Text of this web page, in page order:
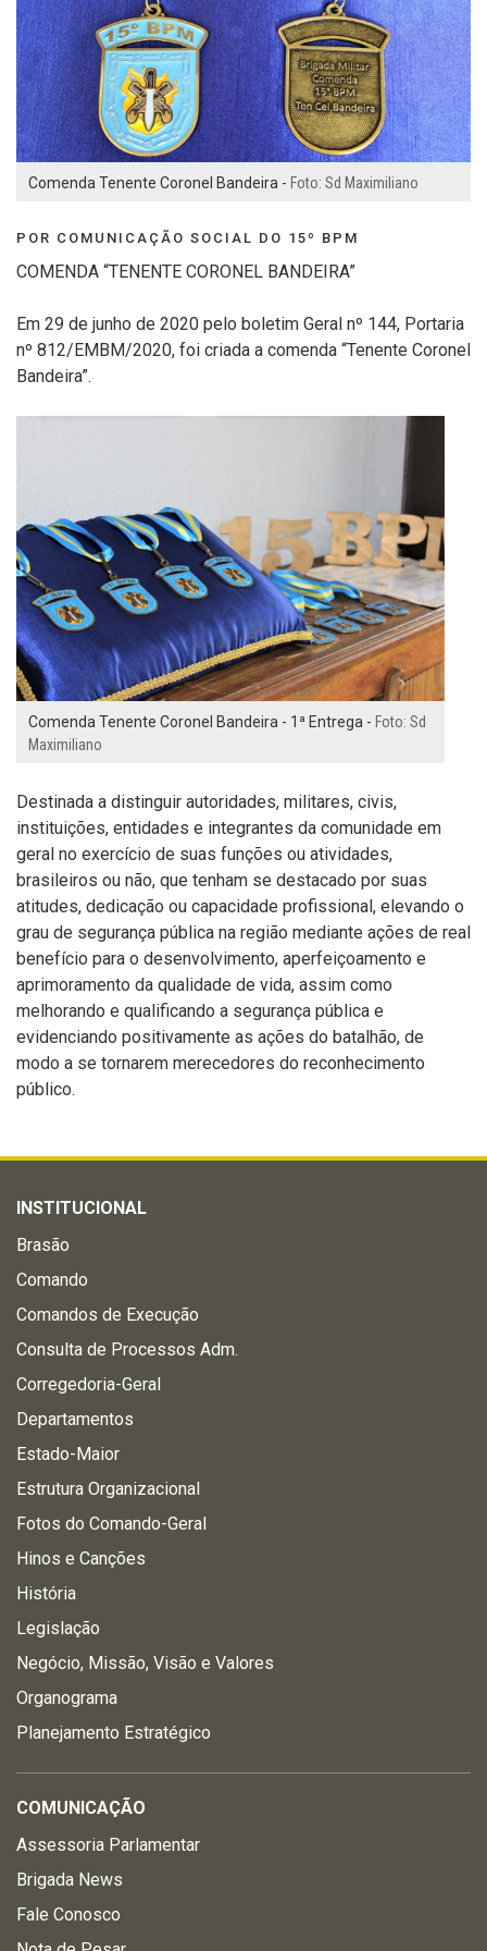
Comenda Tenente Coronel Bandeira - Foto: Sd Maximiliano
POR COMUNICAÇÃO SOCIAL DO 15º BPM
COMENDA “TENENTE CORONEL BANDEIRA”
Em 29 de junho de 2020 pelo boletim Geral nº 144, Portaria
nº 812/EMBM/2020, foi criada a comenda “Tenente Coronel
Bandeira”.
Comenda Tenente Coronel Bandeira - 1ª Entrega - Foto: Sd
Maximiliano
Destinada a distinguir autoridades, militares, civis,
instituições, entidades e integrantes da comunidade em
geral no exercício de suas funções ou atividades,
brasileiros ou não, que tenham se destacado por suas
atitudes, dedicação ou capacidade profissional, elevando o
grau de segurança pública na região mediante ações de real
benefício para o desenvolvimento, aperfeiçoamento e
aprimoramento da qualidade de vida, assim como
melhorando e qualificando a segurança pública e
evidenciando positivamente as ações do batalhão, de
modo a se tornarem merecedores do reconhecimento
público.
INSTITUCIONAL
Brasão
Comando
Comandos de Execução
Consulta de Processos Adm.
Corregedoria-Geral
Departamentos
Estado-Maior
Estrutura Organizacional
Fotos do Comando-Geral
Hinos e Canções
História
Legislação
Negócio, Missão, Visão e Valores
Organograma
Planejamento Estratégico
COMUNICAÇÃO
Assessoria Parlamentar
Brigada News
Fale Conosco